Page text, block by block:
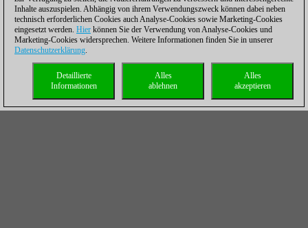
Inhalte auszuspielen. Abhängig von ihrem Verwendungszweck können dabei neben
technisch erforderlichen Cookies auch Analyse-Cookies sowie Marketing-Cookies
eingesetzt werden. Hier können Sie der Verwendung von Analyse-Cookies und
Marketing-Cookies widersprechen. Weitere Informationen finden Sie in unserer
Datenschutzerklärung.
Alles
akzeptieren
Alles
ablehnen
Detaillierte
Informationen